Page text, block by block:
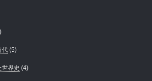
代 (5)
界史 (4)